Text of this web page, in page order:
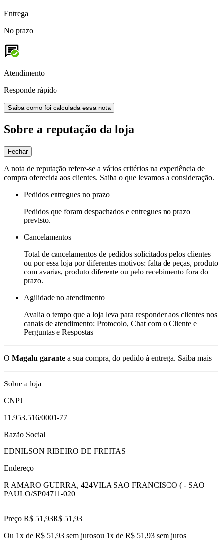
Entrega
No prazo
Atendimento
Responde rápido
Saiba como foi calculada essa nota
Sobre a reputação da loja
Fechar
A nota de reputação refere-se a vários critérios na experiência de
compra oferecida aos clientes. Saiba o que levamos a consideração.
Pedidos entregues no prazo
Pedidos que foram despachados e entregues no prazo
previsto.
Cancelamentos
Total de cancelamentos de pedidos solicitados pelos clientes
ou por essa loja por diferentes motivos: falta de peças, produto
com avarias, produto diferente ou pelo recebimento fora do
prazo.
Agilidade no atendimento
Avalia o tempo que a loja leva para responder aos clientes nos
canais de atendimento: Protocolo, Chat com o Cliente e
Perguntas e Respostas
O Magalu garante a sua compra, do pedido à entrega. Saiba mais
Sobre a loja
CNPJ
11.953.516/0001-77
Razão Social
EDNILSON RIBEIRO DE FREITAS
Endereço
R AMARO GUERRA, 424VILA SAO FRANCISCO ( - SAO
PAULO/SP04711-020
Preço R$ 51,93R$ 51 ,93
Ou 1x de R$ 51,93 sem jurosou 1x de R$ 51,93 sem juros